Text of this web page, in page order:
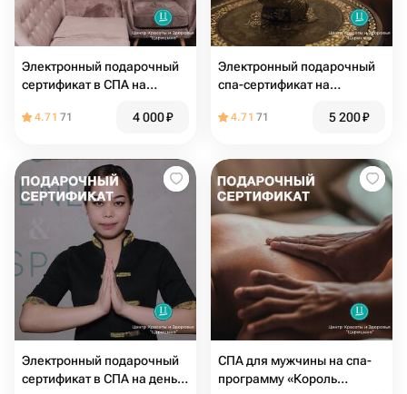
Электронный подарочный
сертификат в СПА на
4.71 71 4 000₽
Электронный подарочный
спа-сертификат на
лица «ЛОТОС»
4.71 71 5 200₽
Электронный подарочный
сертификат в СПА на день
СПА для мужчины на спа-
программу «Король